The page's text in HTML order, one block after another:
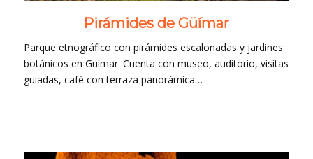
Pirámides de Güímar
Parque etnográfico con pirámides escalonadas y jardines
botánicos en Güímar. Cuenta con museo, auditorio, visitas
guiadas, café con terraza panorámica…